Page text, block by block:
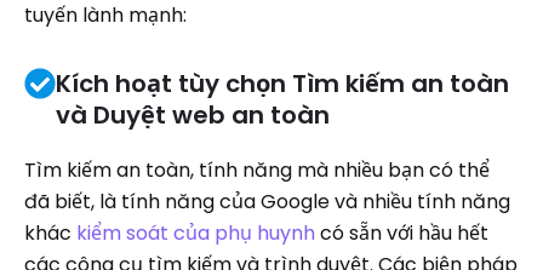
tuyến lành mạnh:
Kích hoạt tùy chọn Tìm kiếm an toàn
và Duyệt web an toàn
Tìm kiếm an toàn, tính năng mà nhiều bạn có thể
đã biết, là tính năng của Google và nhiều tính năng
khác kiểm soát của phụ huynh có sẵn với hầu hết